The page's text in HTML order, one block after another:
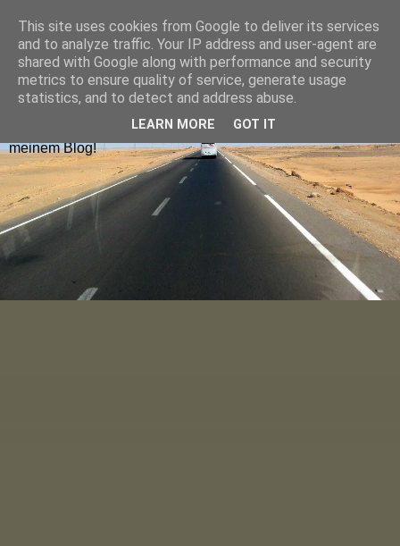
Hugolienchen on Tour
Reiseblogs aus Deutschland und Europa findet ihr nach
Ländern sortiert im Menu oder über die Blog-Karte. Die
neuesten Blogposts lest ihr auf der Startseite. Viel Spaß auf
meinem Blog!
This site uses cookies from Google to deliver its services
and to analyze traffic. Your IP address and user-agent are
shared with Google along with performance and security
metrics to ensure quality of service, generate usage
statistics, and to detect and address abuse.
LEARN MORE GOT IT